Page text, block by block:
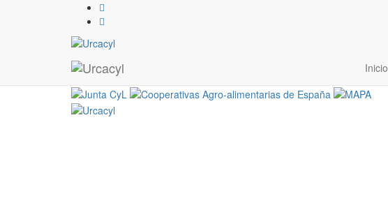
Inicio
ficha inscripcion AMCAE
19 / 10 / 2021
ficha inscripcion AMCAE